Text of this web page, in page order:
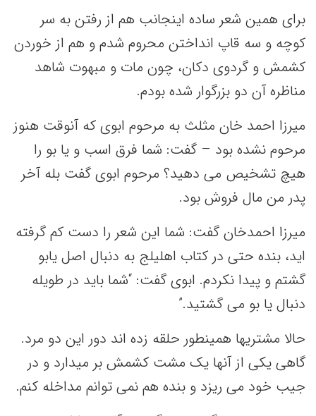
برای همین شعر ساده اینجانب هم از رفتن به سر
کوچه و سه قاپ انداختن محروم شدم و هم از خوردن
کشمش و گردوی دکان، چون مات و مبهوت شاهد
مناظره آن دو بزرگوار شده بودم.
میرزا احمد خان مثلث به مرحوم ابوی که آنوقت هنوز
مرحوم نشده بود – گفت: شما فرق اسب و یا بو را
هیچ تشخیص می دهید؟ مرحوم ابوی گفت بله آخر
پدر من مال فروش بود.
میرزا احمدخان گفت: شما این شعر را دست کم گرفته
اید، بنده حتی در کتاب اهلیلج به دنبال اصل یابو
گشتم و پیدا نکردم. ابوی گفت: “شما باید در طویله
دنبال یا بو می گشتید.”
حالا مشتریها همینطور حلقه زده اند دور این دو مرد.
گاهی یکی از آنها یک مشت کشمش بر میدارد و در
جیب خود می ریزد و بنده هم نمی توانم مداخله کنم.